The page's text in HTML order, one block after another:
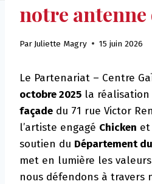
notre antenne
Par Juliette Magry 15 juin 2026
Le Partenariat – Centre
octobre 2025 la réalisation
façade du 71 rue Victor
l’artiste engagé Chicken et
soutien du Département
met en lumière les
nous défendons à travers